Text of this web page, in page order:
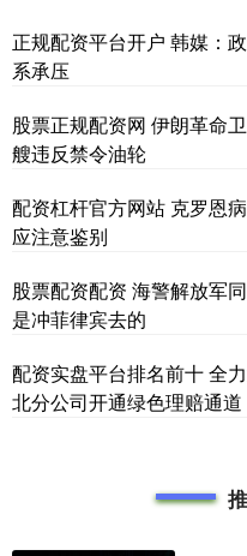
正规配资平台开户 韩媒：
系承压
股票正规配资网 伊朗革命
艘违反禁令油轮
配资杠杆官方网站 克罗恩
应注意鉴别
股票配资配资 海警解放军
是冲菲律宾去的
配资实盘平台排名前十 全
北分公司开通绿色理赔通道